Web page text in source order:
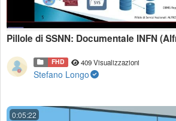
Pillole di SSNN: Documentale INFN
FHD 409 Visualizzazioni
Stefano Longo
0:05:22